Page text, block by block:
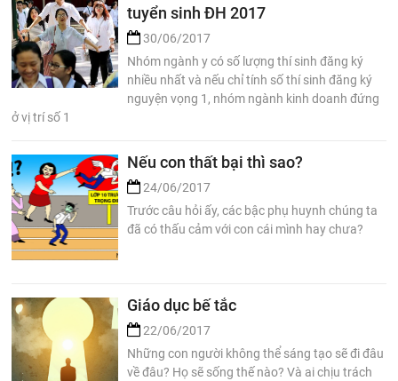
tuyển sinh ĐH 2017
30/06/2017
Nhóm ngành y có số lượng thí sinh đăng ký
nhiều nhất và nếu chỉ tính số thí sinh đăng ký
nguyện vọng 1, nhóm ngành kinh doanh đứng
ở vị trí số 1
Nếu con thất bại thì sao?
24/06/2017
Trước câu hỏi ấy, các bậc phụ huynh chúng ta
đã có thấu cảm với con cái mình hay chưa?
Giáo dục bế tắc
22/06/2017
Những con người không thể sáng tạo sẽ đi đâu
về đâu? Họ sẽ sống thế nào? Và ai chịu trách